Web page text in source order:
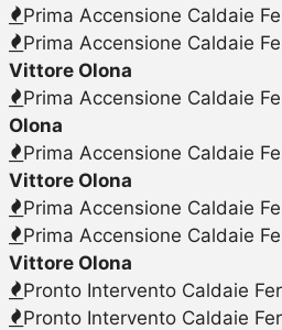
Prima Accensione Caldaie
Prima Accensione Caldaie
Vittore Olona
Prima Accensione Caldaie
Olona
Prima Accensione Caldaie
Vittore Olona
Prima Accensione Caldaie
Prima Accensione Caldaie
Vittore Olona
Pronto Intervento Caldaie
Pronto Intervento Caldaie